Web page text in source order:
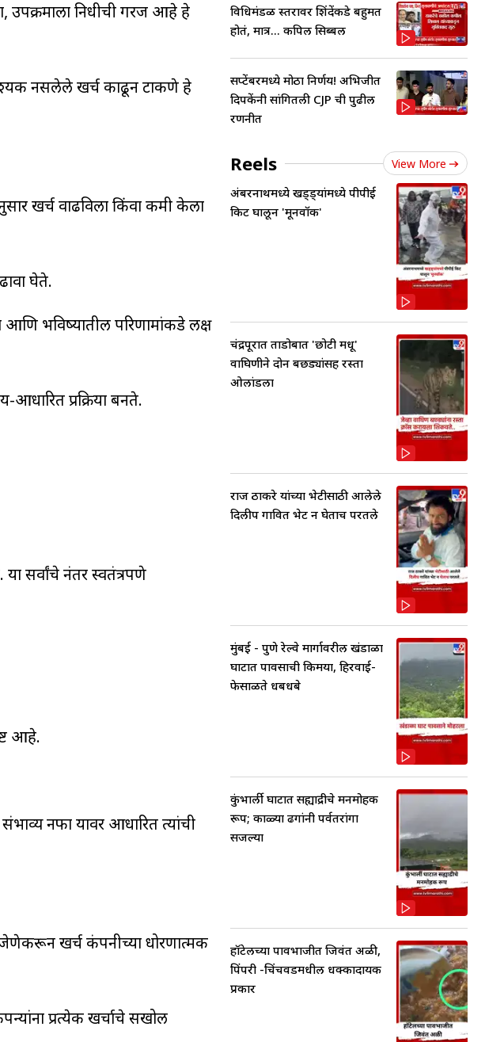
उपक्रमाला निधीची गरज आहे हे
नसलेले खर्च काढून टाकणे हे
खर्च वाढविला किंवा कमी केला
घेते.
भविष्यातील परिणामांकडे लक्ष
प्रक्रिया बनते.
सर्वांचे नंतर स्वतंत्रपणे
आहे.
नफा यावर आधारित त्यांची
जेणेकरून खर्च कंपनीच्या धोरणात्मक
प्रत्येक खर्चाचे सखोल
विधिमंडळ स्तरावर शिंदेंकडे बहुमत
होतं, मात्र... कपिल सिब्बल
सप्टेंबरमध्ये मोठा निर्णय! अभिजीत
दिपकेंनी सांगितली CJP ची पुढील
रणनीत
Reels View More
अंबरनाथमध्ये खड्ड्यांमध्ये पीपीई
किट घालून 'मूनवॉक'
चंद्रपूरात ताडोबात 'छोटी मधू'
वाघिणीने दोन बछड्यांसह रस्ता
ओलांडला
राज ठाकरे यांच्या भेटीसाठी आलेले
दिलीप गावित भेट न घेताच परतले
मुंबई - पुणे रेल्वे मार्गावरील खंडाळा
घाटात पावसाची किमया, हिरवाई-
फेसाळते धबधबे
कुंभार्ली घाटात सह्याद्रीचे मनमोहक
रूप; काळ्या ढगांनी पर्वतरांगा
सजल्या
हॉटेलच्या पावभाजीत जिवंत अळी,
पिंपरी -चिंचवडमधील धक्कादायक
प्रकार